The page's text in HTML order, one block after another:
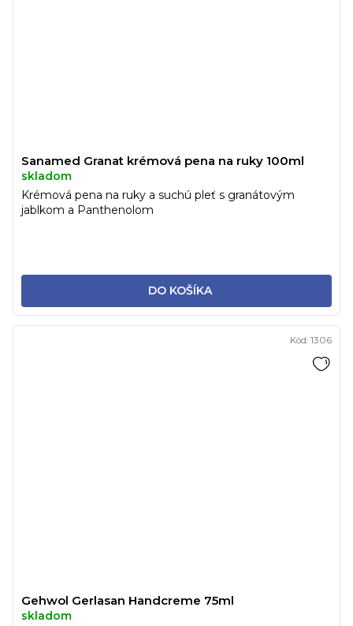
Sanamed Granat krémová pena na ruky 100ml
skladom
DO KOŠÍKA
Krémová pena na ruky a suchú pleť s granátovým
jablkom a Panthenolom
Gehwol Gerlasan Handcreme 75ml
skladom
Kód: 1306